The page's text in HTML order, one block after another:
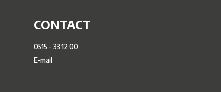
CONTACT
0515 - 33 12 00
E-mail